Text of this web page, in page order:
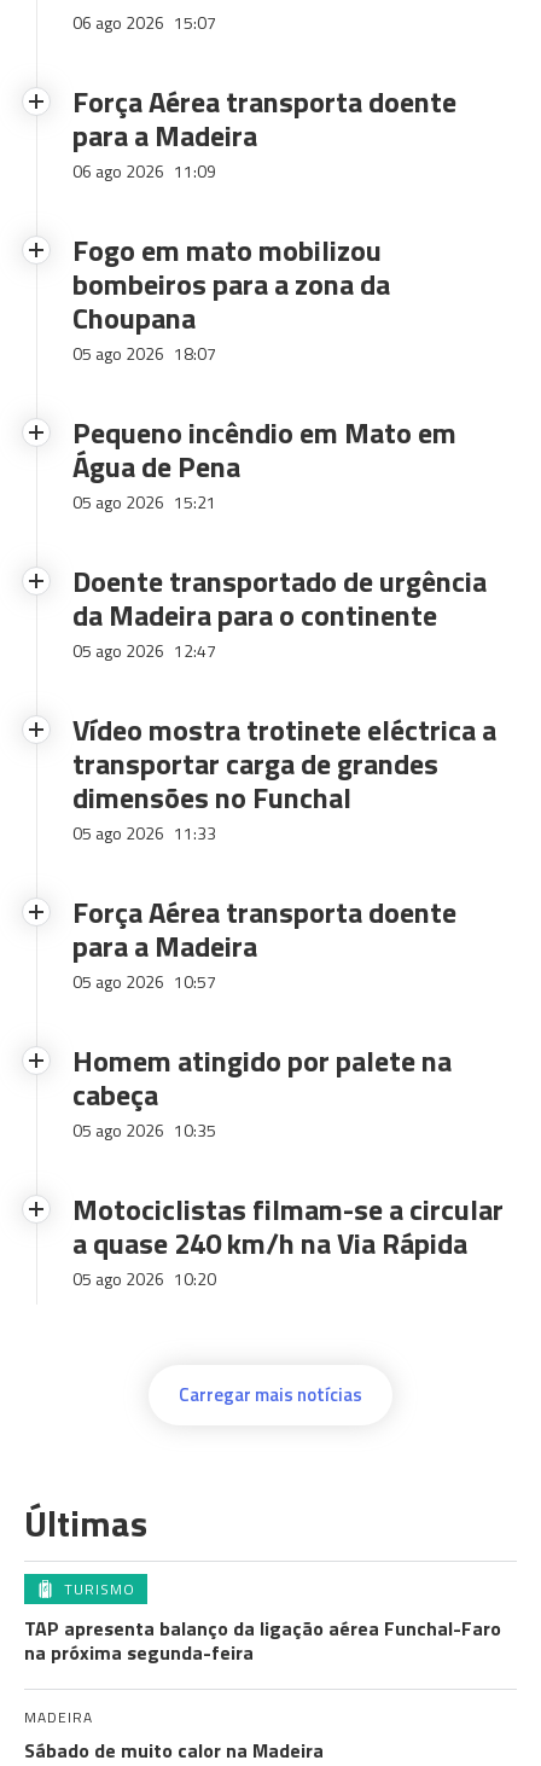
06 ago 2026 15:07
Força Aérea transporta doente
para a Madeira
06 ago 2026 11:09
Fogo em mato mobilizou
bombeiros para a zona da
Choupana
05 ago 2026 18:07
Pequeno incêndio em Mato em
Água de Pena
05 ago 2026 15:21
Doente transportado de urgência
da Madeira para o continente
05 ago 2026 12:47
Vídeo mostra trotinete eléctrica a
transportar carga de grandes
dimensões no Funchal
05 ago 2026 11:33
Força Aérea transporta doente
para a Madeira
05 ago 2026 10:57
Homem atingido por palete na
cabeça
05 ago 2026 10:35
Motociclistas filmam-se a circular
a quase 240 km/h na Via Rápida
05 ago 2026 10:20
Carregar mais notícias
Últimas
TURISMO
TAP apresenta balanço da ligação aérea Funchal-Faro
na próxima segunda-feira
MADEIRA
Sábado de muito calor na Madeira